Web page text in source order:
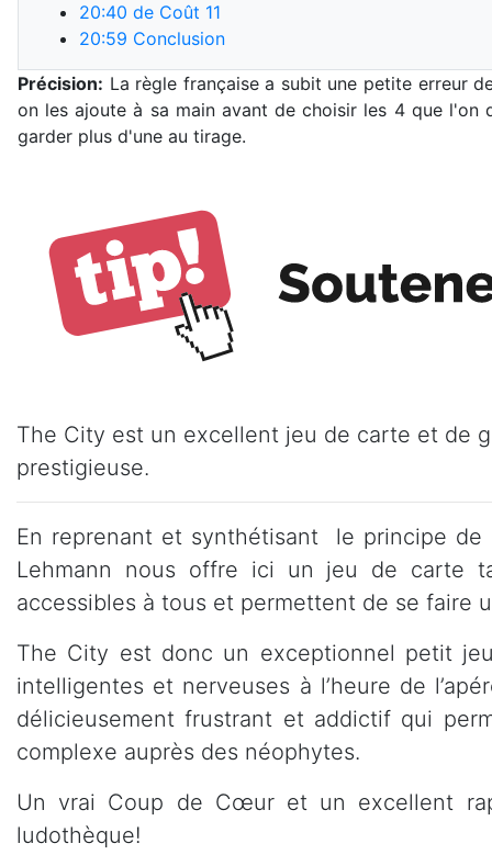
20:40 de Coût 11
20:59 Conclusion
Précision: La règle française a subit une petite erreur
on les ajoute à sa main avant de choisir les 4 que l'on
garder plus d'une au tirage.
The City est un excellent jeu de carte et de
prestigieuse.
En reprenant et synthétisant le principe de
Lehmann nous offre ici un jeu de carte
accessibles à tous et permettent de se faire
The City est donc un exceptionnel petit
intelligentes et nerveuses à l’heure de
délicieusement frustrant et addictif qui
complexe auprès des néophytes.
Un vrai Coup de Cœur et un excellent
ludothèque!